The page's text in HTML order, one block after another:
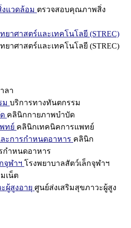
แวดล้อม ตรวจสอบคุณภาพสิ่ง
ยาศาสตร์และเทคโนโลยี (STREC)
ยาศาสตร์และเทคโนโลยี (STREC)
ลา
ม บริการทางทันตกรรม
คลินิกกายภาพบำบัด
ทย์ คลินิกเทคนิคการแพทย์
ะการกำหนดอาหาร คลินิก
กำหนดอาหาร
จุฬาฯ โรงพยาบาลสัตว์เล็กจุฬาฯ
เน็ต
ผู้สูงอายุ ศูนย์ส่งเสริมสุขภาวะผู้สูง